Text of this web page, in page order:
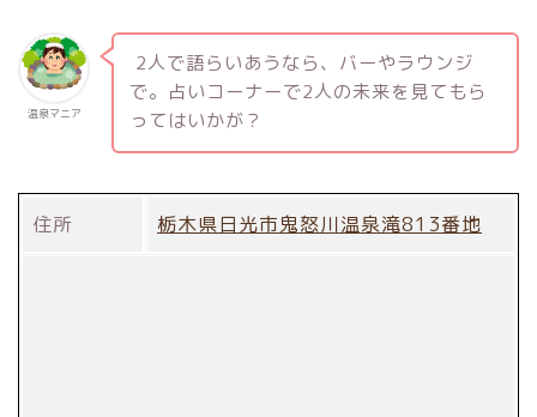
温泉マニア
2人で語らいあうなら、バーやラウンジ
で。占いコーナーで2人の未来を見てもら
ってはいかが？
住所 栃木県日光市鬼怒川温泉滝813番地